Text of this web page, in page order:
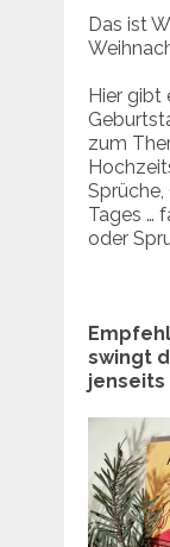
Das ist
Hier gibt
zum
Tages …
oder
swingt
jenseits